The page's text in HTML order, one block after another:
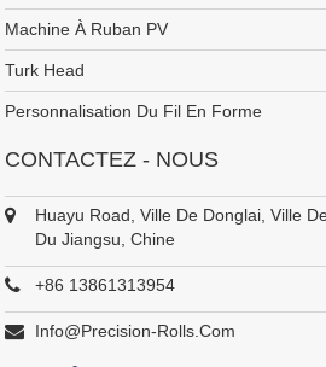
Machine À Ruban PV
Turk Head
Personnalisation Du Fil En Forme
CONTACTEZ - NOUS
Huayu Road, Ville De Donglai, Ville
Du Jiangsu, Chine
+86 13861313954
Info@precision-Rolls.com